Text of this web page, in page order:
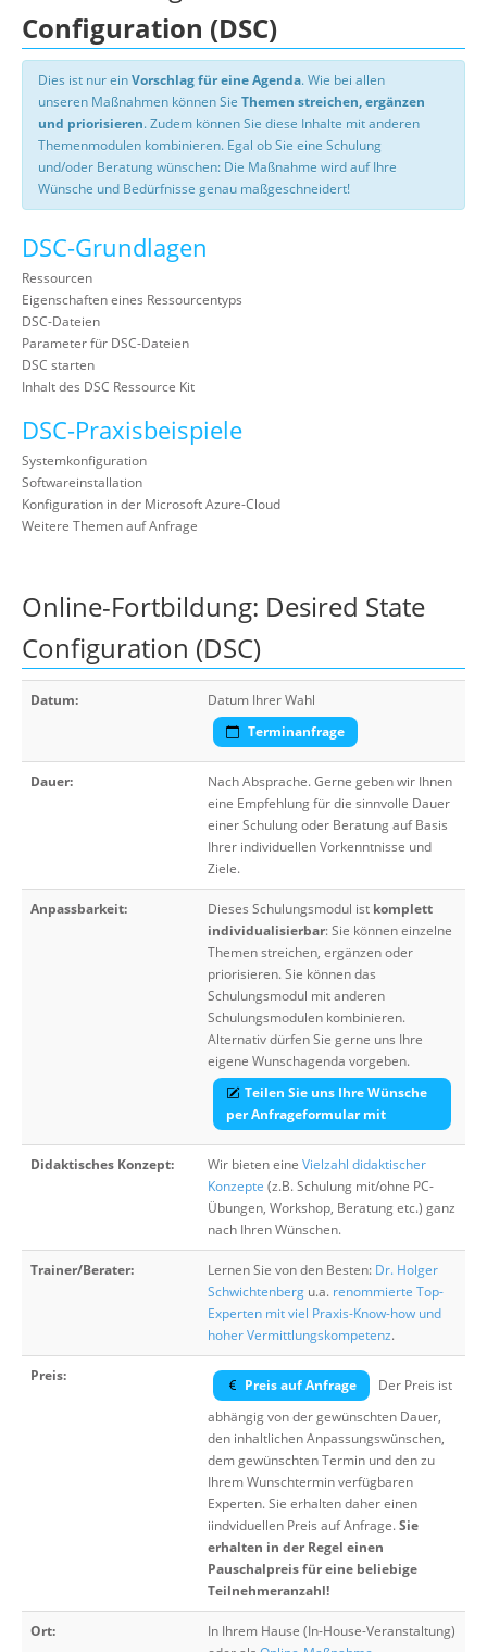
Configuration (DSC)
Dies ist nur einVorschlag für eine Agenda. Wie bei allen
unseren Maßnahmen können Sie Themen streichen, ergänzen
und priorisieren. Zudem können Sie diese Inhalte mit anderen
Themenmodulen kombinieren. Egal ob Sie eine Schulung
und/oder Beratung wünschen: Die Maßnahme wird auf Ihre
Wünsche und Bedürfnisse genau maßgeschneidert!
DSC-Grundlagen
Ressourcen
Eigenschaften eines Ressourcentyps
DSC-Dateien
Parameter für DSC-Dateien
DSC starten
Inhalt des DSC Ressource Kit
DSC-Praxisbeispiele
Systemkonfiguration
Softwareinstallation
Konfiguration in der Microsoft Azure-Cloud
Weitere Themen auf Anfrage
Online-Fortbildung: Desired State
Configuration (DSC)
Datum:
Datum Ihrer Wahl
Terminanfrage
Dauer:
Nach Absprache. Gerne geben wir Ihnen
eine Empfehlung für die sinnvolle Dauer
einer Schulung oder Beratung auf Basis
Ihrer individuellen Vorkenntnisse und
Ziele.
Anpassbarkeit: Dieses Schulungsmodul ist komplett
individualisierbar: Sie können einzelne
Themen streichen, ergänzen oder
priorisieren. Sie können das
Schulungsmodul mit anderen
Schulungsmodulen kombinieren.
Alternativ dürfen Sie gerne uns Ihre
eigene Wunschagenda vorgeben.
Teilen Sie uns Ihre Wünsche
per Anfrageformular mit
Didaktisches Konzept: Wir bieten eine Vielzahl didaktischer
Konzepte (z.B. Schulung mit/ohne PC-
Übungen, Workshop, Beratung etc.) ganz
nach Ihren Wünschen.
Trainer/Berater: Lernen Sie von den Besten: Dr. Holger
Schwichtenberg u.a. renommierte Top-
Experten mit viel Praxis-Know-how und
hoher Vermittlungskompetenz.
Preis:
Preis auf Anfrage
Der Preis ist
abhängig von der gewünschten Dauer,
den inhaltlichen Anpassungswünschen,
dem gewünschten Termin und den zu
Ihrem Wunschtermin verfügbaren
Experten. Sie erhalten daher einen
iindviduellen Preis auf Anfrage.Sie
erhalten in der Regel einen
Pauschalpreis für eine beliebige
Teilnehmeranzahl!
Ort:
In Ihrem Hause (In-House-Veranstaltung)